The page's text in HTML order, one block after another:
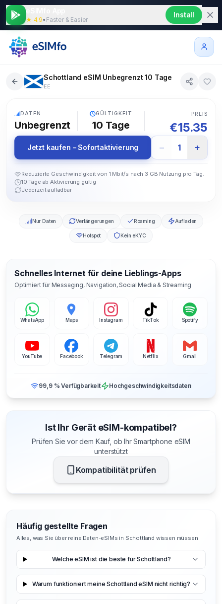
★ 4.9• Faster & Easier
Install
Schottland eSIM Unbegrenzt 10 Tage
EE
DATEN
Unbegrenzt
GÜLTIGKEIT
10 Tage
PREIS
€15.35
Jetzt kaufen – Sofortaktivierung − 1 +
Reduzierte Geschwindigkeit von 1 Mbit/s nach 3 GB Nutzung pro Tag.
10 Tage ab Aktivierung gültig
Jederzeit aufladbar
Nur Daten Verlängerungen Roaming Aufladen
Hotspot Kein eKYC
Schnelles Internet für deine Lieblings-Apps
Optimiert für Messaging, Navigation, Social Media & Streaming
WhatsApp Maps Instagram TikTok Spotify
YouTube Facebook Telegram Netflix Gmail
99,9 % Verfügbarkeit Hochgeschwindigkeitsdaten
Ist Ihr Gerät eSIM-kompatibel?
Prüfen Sie vor dem Kauf, ob Ihr Smartphone eSIM
unterstützt
Kompatibilität prüfen
Häufig gestellte Fragen
Alles, was Sie über reine Daten-eSIMs in Schottland wissen müssen
Welche eSIM ist die beste für Schottland?
Warum funktioniert meine Schottland eSIM nicht richtig?